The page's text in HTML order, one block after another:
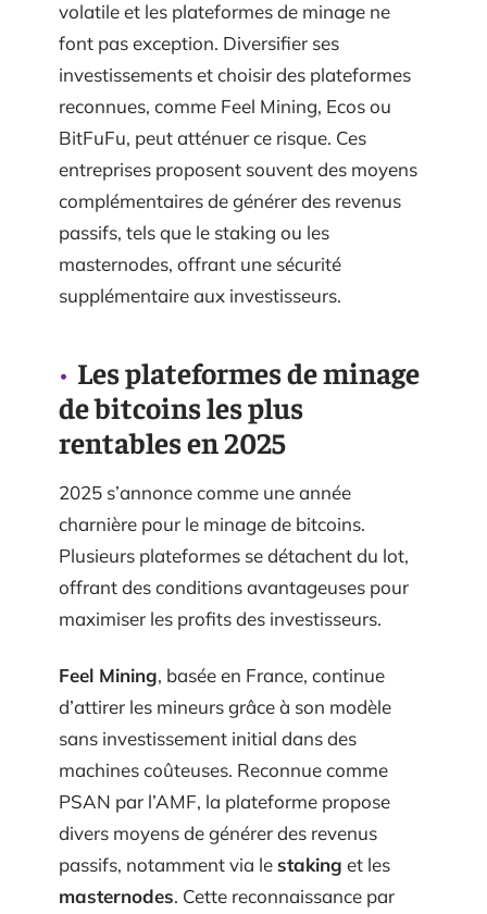
volatile et les plateformes de minage ne
font pas exception. Diversifier ses
investissements et choisir des plateformes
reconnues, comme Feel Mining, Ecos ou
BitFuFu, peut atténuer ce risque. Ces
entreprises proposent souvent des moyens
complémentaires de générer des revenus
passifs, tels que le staking ou les
masternodes, offrant une sécurité
supplémentaire aux investisseurs.
Les plateformes de minage
de bitcoins les plus
rentables en 2025
2025 s’annonce comme une année
charnière pour le minage de bitcoins.
Plusieurs plateformes se détachent du lot,
offrant des conditions avantageuses pour
maximiser les profits des investisseurs.
Feel Mining, basée en France, continue
d’attirer les mineurs grâce à son modèle
sans investissement initial dans des
machines coûteuses. Reconnue comme
PSAN par l’AMF, la plateforme propose
divers moyens de générer des revenus
passifs, notamment via lestaking et les
masternodes. Cette reconnaissance par